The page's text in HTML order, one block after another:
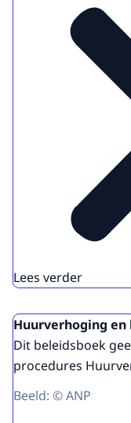
Lees verder
Huurverhoging
Dit beleidsboek
procedures
Beeld: © ANP